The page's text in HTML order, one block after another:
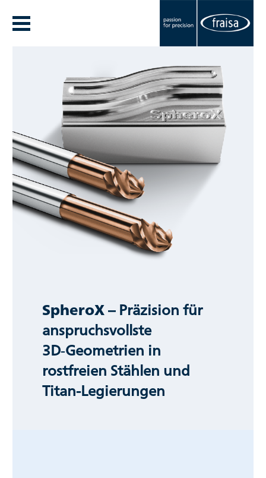
SpheroX– Präzision für
anspruchsvollste
3D‑Geometrien in
rostfreien Stählen und
Titan-Legierungen